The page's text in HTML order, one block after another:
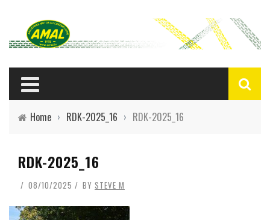
Home › RDK-2025_16 › RDK-2025_16
RDK-2025_16
08/10/2025 BY STEVE M